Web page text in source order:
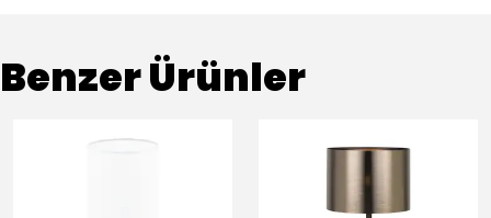
Benzer Ürünler